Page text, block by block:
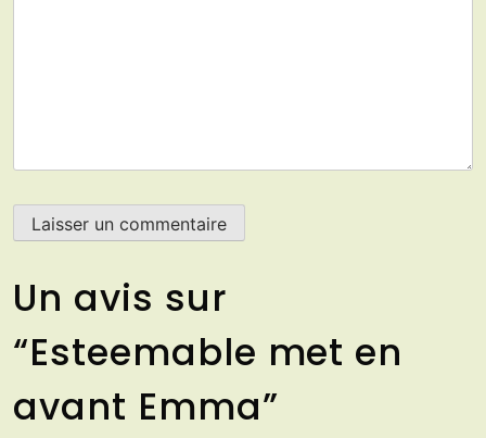
Un avis sur
“Esteemable met en
avant Emma”